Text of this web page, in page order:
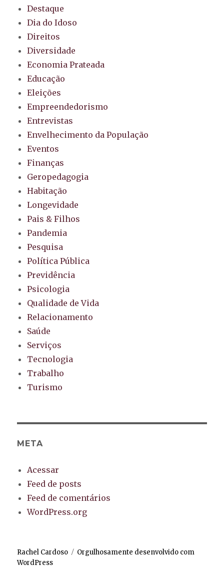
Destaque
Dia do Idoso
Direitos
Diversidade
Economia Prateada
Educação
Eleições
Empreendedorismo
Entrevistas
Envelhecimento da População
Eventos
Finanças
Geropedagogia
Habitação
Longevidade
Pais & Filhos
Pandemia
Pesquisa
Política Pública
Previdência
Psicologia
Qualidade de Vida
Relacionamento
Saúde
Serviços
Tecnologia
Trabalho
Turismo
META
Acessar
Feed de posts
Feed de comentários
WordPress.org
Rachel Cardoso
Orgulhosamente desenvolvido com
WordPress